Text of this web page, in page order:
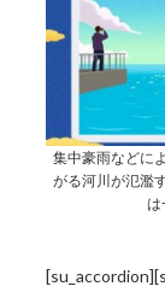
集中豪雨などに
がる河川が氾濫
は